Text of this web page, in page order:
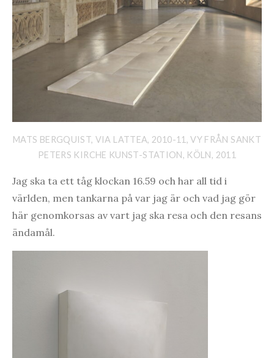
MATS BERGQUIST, VIA LATTEA, 2010-11, VY FRÅN SANKT
PETERS KIRCHE KUNST-STATION, KÖLN, 2011
Jag ska ta ett tåg klockan 16.59 och har all tid i
världen, men tankarna på var jag är och vad jag gör
här genomkorsas av vart jag ska resa och den resans
ändamål.